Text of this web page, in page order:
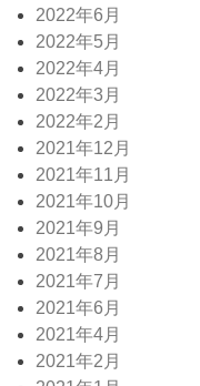
2022年6月
2022年5月
2022年4月
2022年3月
2022年2月
2021年12月
2021年11月
2021年10月
2021年9月
2021年8月
2021年7月
2021年6月
2021年4月
2021年2月